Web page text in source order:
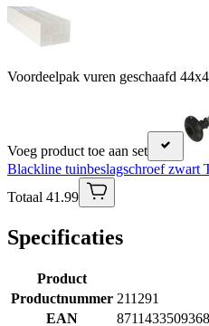
Voordeelpak vuren geschaafd
Voeg product toe aan set
Blackline tuinbeslagschroef zwart
Totaal 41.99
Specificaties
Product
Productnummer 211291
EAN
8711433509368